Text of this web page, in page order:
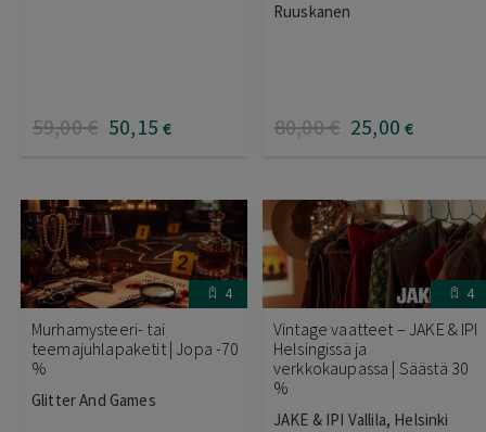
59,00€ 50,15 €
Ruuskanen
80,00€ 25,00 €
4
Murhamysteeri- tai
teemajuhlapaketit | Jopa -70
%
Glitter And Games
4
Vintage vaatteet – JAKE & IPI
Helsingissä ja
verkkokaupassa | Säästä 30
%
JAKE & IPI Vallila, Helsinki